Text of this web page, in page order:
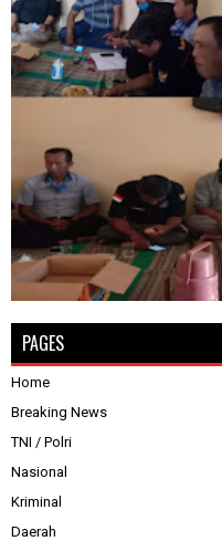
PAGES
Home
Breaking News
TNI / Polri
Nasional
Kriminal
Daerah